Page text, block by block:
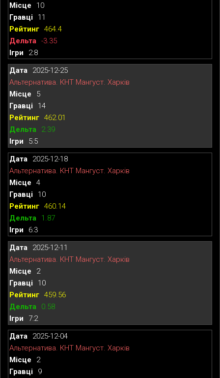
10
11
464.4
-3.35
2:8
2025-12-25
Альтернатива. КНТ Мангуст. Харків
5
14
462.01
2.39
5:5
2025-12-18
Альтернатива. КНТ Мангуст. Харків
4
10
460.14
1.87
6:3
2025-12-11
Альтернатива. КНТ Мангуст. Харків
2
10
459.56
0.58
7:2
2025-12-04
Альтернатива. КНТ Мангуст. Харків
2
9